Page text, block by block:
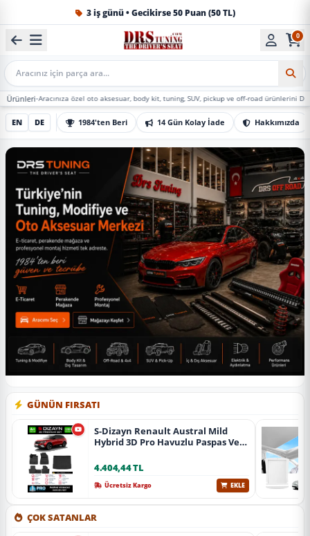
1984'ten beri Türkiye’nin en büyük oto aksesuar ve tuning
0
Mobil Arama
özel oto aksesuar, body kit, tuning, SUV, pickup ve off-road ürünlerini DRS Tuning’de
EN DE 1984'ten Beri 14 Gün Kolay İade Hakkımızda
GÜNÜN FIRSATI
S-Dizayn Renault Austral Mild
Hybrid 3D Pro Havuzlu Paspas Ve
Üzeri A+ Kalite
4.404,44 TL
Ücretsiz Kargo EKLE
ÇOK SATANLAR